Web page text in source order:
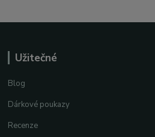
Užitečné
Blog
Dárkové poukazy
Recenze